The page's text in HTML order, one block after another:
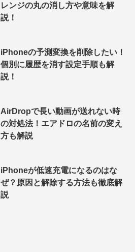
レンジの丸の消し方や意味を解
説！
iPhoneの予測変換を削除したい！
個別に履歴を消す設定手順も解
説！
AirDropで長い動画が送れない時
の対処法！エアドロの名前の変え
方も解説
iPhoneが低速充電になるのはな
ぜ？原因と解除する方法も徹底解
説